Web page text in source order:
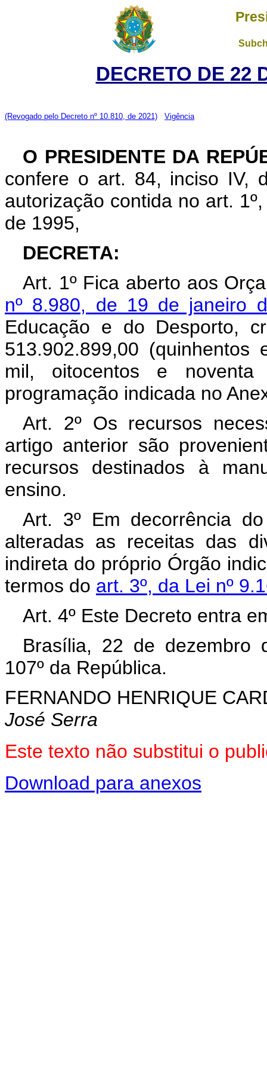
DECRETO DE 22
(Revogado pelo Decreto nº 10.810, de 2021) Vigência
O PRESIDENTE DA
confere o art. 84, inciso IV,
autorização contida no art.
de 1995,
DECRETA:
Art. 1º Fica aberto aos
nº 8.980, de 19 de janeiro
Educação e do Desporto,
513.902.899,00
mil, oitocentos e
programação indicada no
Art. 2º Os recursos
artigo anterior são
recursos destinados à
ensino.
Art. 3º Em decorrência
alteradas as receitas das
indireta do próprio Órgão
termos do art. 3º, da Lei nº
Art. 4º Este Decreto entra
Brasília, 22 de dezembro
107º da República.
FERNANDO HENRIQUE
José Serra
Este texto não substitui o
Download para anexos